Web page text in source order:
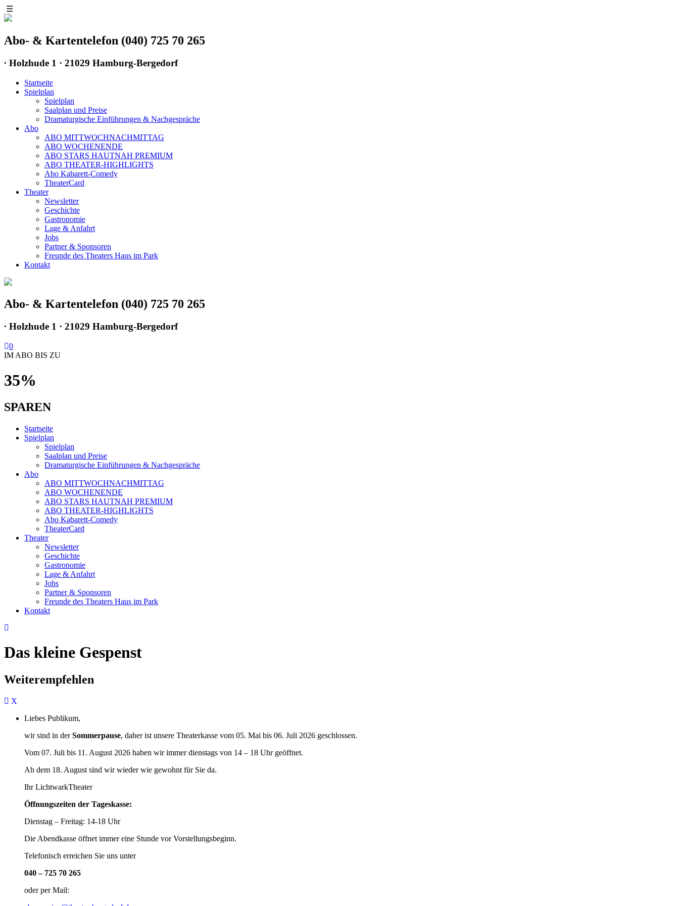
☰
Abo- & Kartentelefon (040) 725 70 265
∙ Holzhude 1 · 21029 Hamburg-Bergedorf
Startseite
Spielplan
Spielplan
Saalplan und Preise
Dramaturgische Einführungen & Nachgespräche
Abo
ABO MITTWOCHNACHMITTAG
ABO WOCHENENDE
ABO STARS HAUTNAH PREMIUM
ABO THEATER-HIGHLIGHTS
Abo Kabarett-Comedy
TheaterCard
Theater
Newsletter
Geschichte
Gastronomie
Lage & Anfahrt
Jobs
Partner & Sponsoren
Freunde des Theaters Haus im Park
Kontakt
Abo- & Kartentelefon (040) 725 70 265
∙ Holzhude 1 · 21029 Hamburg-Bergedorf
0
IM ABO BIS ZU
35%
SPAREN
Startseite
Spielplan
Spielplan
Saalplan und Preise
Dramaturgische Einführungen & Nachgespräche
Abo
ABO MITTWOCHNACHMITTAG
ABO WOCHENENDE
ABO STARS HAUTNAH PREMIUM
ABO THEATER-HIGHLIGHTS
Abo Kabarett-Comedy
TheaterCard
Theater
Newsletter
Geschichte
Gastronomie
Lage & Anfahrt
Jobs
Partner & Sponsoren
Freunde des Theaters Haus im Park
Kontakt
Das kleine Gespenst
Weiterempfehlen
Liebes Publikum,
wir sind in derSommerpause, daher ist unsere Theaterkasse vom 05. Mai bis 06. Juli 2026 geschlossen.
Vom 07. Juli bis 11. August 2026 haben wir immer dienstags von 14 – 18 Uhr geöffnet.
Ab dem 18. August sind wir wieder wie gewohnt für Sie da.
Ihr LichtwarkTheater
Öffnungszeiten der Tageskasse:
Dienstag – Freitag: 14-18 Uhr
Die Abendkasse öffnet immer eine Stunde vor Vorstellungsbeginn.
Telefonisch erreichen Sie uns unter
040 – 725 70 265
oder per Mail: